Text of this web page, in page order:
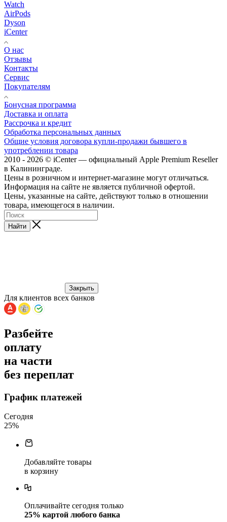
Watch
AirPods
Dyson
iCenter
О нас
Отзывы
Контакты
Сервис
Покупателям
Бонусная программа
Доставка и оплата
Рассрочка и кредит
Обработка персональных данных
Общие условия договора купли-продажи бывшего в
употреблении товара
2010 - 2026 © iCenter — официальный Apple Premium Reseller
в Калининграде.
Цены в розничном и интернет-магазине могут отличаться.
Информация на сайте не является публичной офертой.
Цены, указанные на сайте, действуют только в отношении
товара, имеющегося в наличии.
Найти
Закрыть
Для клиентов всех банков
Разбейте
оплату
на части
без переплат
График платежей
Сегодня
25%
Добавляйте товары
в корзину
Оплачивайте сегодня только
25% картой любого банка